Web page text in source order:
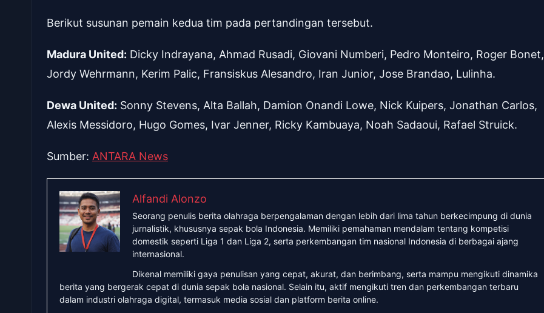
Berikut susunan pemain kedua tim pada pertandingan tersebut.
Madura United: Dicky Indrayana, Ahmad Rusadi, Giovani Numberi, Pedro Monteiro, Roger Bonet,
Jordy Wehrmann, Kerim Palic, Fransiskus Alesandro, Iran Junior, Jose Brandao, Lulinha.
Dewa United: Sonny Stevens, Alta Ballah, Damion Onandi Lowe, Nick Kuipers, Jonathan Carlos,
Alexis Messidoro, Hugo Gomes, Ivar Jenner, Ricky Kambuaya, Noah Sadaoui, Rafael Struick.
Sumber: ANTARA News
Alfandi Alonzo
Seorang penulis berita olahraga berpengalaman dengan lebih dari lima tahun berkecimpung di dunia
jurnalistik, khususnya sepak bola Indonesia. Memiliki pemahaman mendalam tentang kompetisi
domestik seperti Liga 1 dan Liga 2, serta perkembangan tim nasional Indonesia di berbagai ajang
internasional.
Dikenal memiliki gaya penulisan yang cepat, akurat, dan berimbang, serta mampu mengikuti dinamika
berita yang bergerak cepat di dunia sepak bola nasional. Selain itu, aktif mengikuti tren dan perkembangan terbaru
dalam industri olahraga digital, termasuk media sosial dan platform berita online.